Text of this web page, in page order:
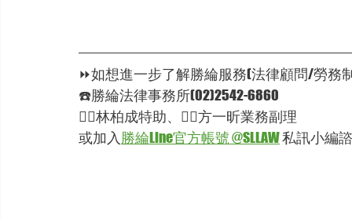
⏩如想進一步了解勝綸服務(法律顧問/勞
☎️勝綸法律事務所(02)2542-6860
🦸‍♂林柏成特助、🦸‍♂方一昕業務副理
或加入 勝綸Line官方帳號 @SLLAW 私訊小編